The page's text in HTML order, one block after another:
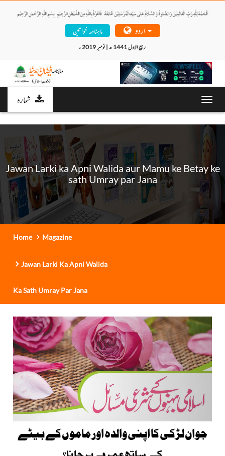
ماہنامہ خواتین
ربیع الاول 1441 ھ | نومبر 2019 ء
شمارہ
Jawan Larki ka Apni Walida aur Mamu ke Betay ke
sath Umray par Jana
Home Magazine
Jawan Larki Ka Apni Walida
Ka Sath Umray Par Jana
جوان لڑکی کا اپنی والدہ اور ماموں کے بیٹے